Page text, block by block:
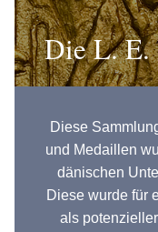
Die L. E.
Diese
und Medaillen
dänischen
Diese wurde für
als